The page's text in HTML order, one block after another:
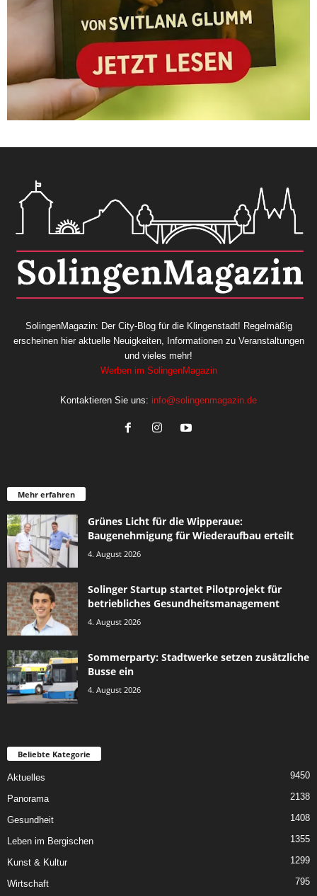
SolingenMagazin: Der City-Blog für die Klingenstadt! Regelmäßig
erscheinen hier aktuelle Neuigkeiten, Informationen zu Veranstaltungen
und vieles mehr!
Werben im SolingenMagazin
Kontaktieren Sie uns: info@solingenmagazin.de
Mehr erfahren
Grünes Licht für die Wipperaue:
Baugenehmigung für Wiederaufbau erteilt
4. August 2026
Solinger Startup startet Pilotprojekt für
betriebliches Gesundheitsmanagement
4. August 2026
Sommerparty: Stadtwerke setzen zusätzliche
Busse ein
4. August 2026
Beliebte Kategorie
Aktuelles 9450
Panorama 2138
Gesundheit 1408
Leben im Bergischen 1355
Kunst & Kultur 1299
Wirtschaft 795